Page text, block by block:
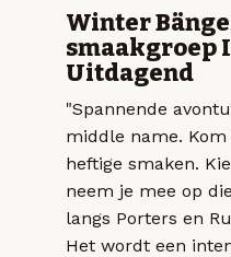
Winter
smaakgroep
Uitdagend
"Spannende
middle name.
heftige smaken.
neem je mee op
langs Porters en
Het wordt een